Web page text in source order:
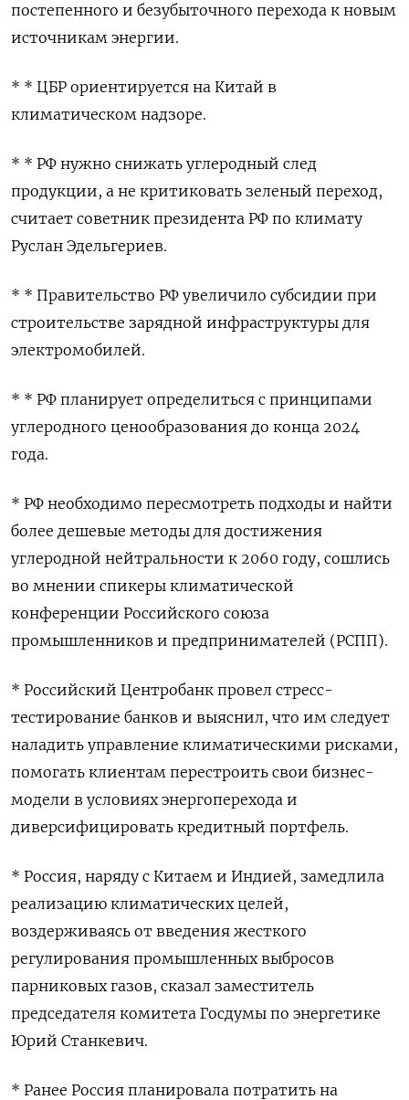
постепенного и безубыточного перехода к новым
источникам энергии.
* * ЦБР ориентируется на Китай в
климатическом надзоре.
* * РФ нужно снижать углеродный след
продукции, а не критиковать зеленый переход,
считает советник президента РФ по климату
Руслан Эдельгериев.
* * Правительство РФ увеличило субсидии при
строительстве зарядной инфраструктуры для
электромобилей.
* * РФ планирует определиться с принципами
углеродного ценообразования до конца 2024
года.
* РФ необходимо пересмотреть подходы и найти
более дешевые методы для достижения
углеродной нейтральности к 2060 году, сошлись
во мнении спикеры климатической
конференции Российского союза
промышленников и предпринимателей (РСПП).
* Российский Центробанк провел стресс-
тестирование банков и выяснил, что им следует
наладить управление климатическими рисками,
помогать клиентам перестроить свои бизнес-
модели в условиях энергоперехода и
диверсифицировать кредитный портфель.
* Россия, наряду с Китаем и Индией, замедлила
реализацию климатических целей,
воздерживаясь от введения жесткого
регулирования промышленных выбросов
парниковых газов, сказал заместитель
председателя комитета Госдумы по энергетике
Юрий Станкевич.
* Ранее Россия планировала потратить на